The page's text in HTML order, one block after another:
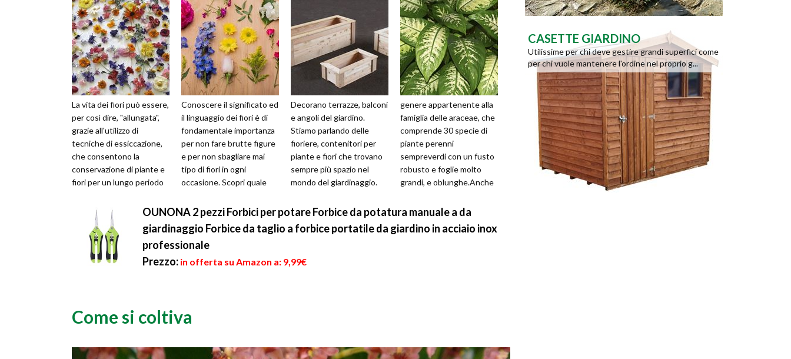
La vita dei fiori può essere,
per così dire, "allungata",
grazie all'utilizzo di
tecniche di essiccazione,
che consentono la
conservazione di piante e
fiori per un lungo periodo
Conoscere il significato ed
il linguaggio dei fiori è di
fondamentale importanza
per non fare brutte figure
e per non sbagliare mai
tipo di fiori in ogni
occasione. Scopri quale
Decorano terrazze, balconi
e angoli del giardino.
Stiamo parlando delle
fioriere, contenitori per
piante e fiori che trovano
sempre più spazio nel
mondo del giardinaggio.
le...
genere appartenente alla
famiglia delle araceae, che
comprende 30 specie di
piante perenni
sempreverdi con un fusto
robusto e foglie molto
grandi, e oblunghe.Anche
cent...
OUNONA 2 pezzi Forbici per potare Forbice da potatura manuale a da
giardinaggio Forbice da taglio a forbice portatile da giardino in acciaio inox
professionale
Prezzo: in offerta su Amazon a: 9,99€
Come si coltiva
CASETTE GIARDINO
Utilissime per chi deve gestire grandi superfici come
per chi vuole mantenere l'ordine nel proprio g...